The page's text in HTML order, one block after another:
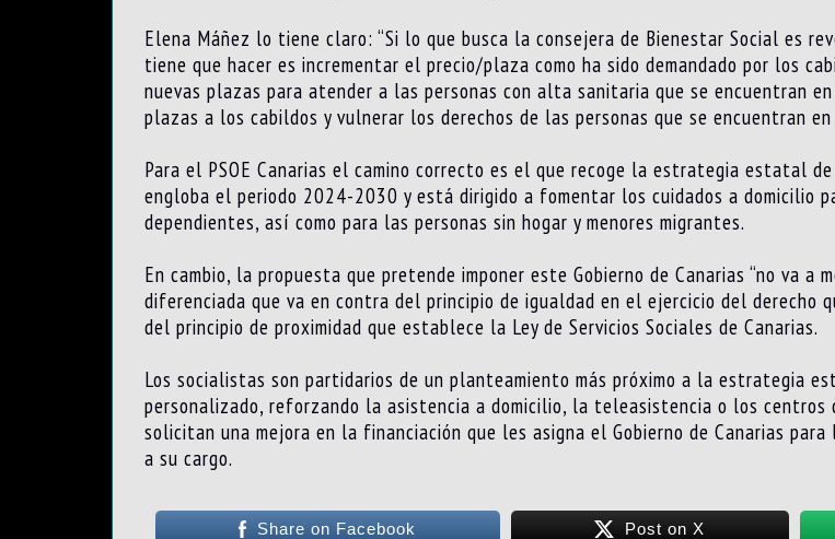
Elena Máñez lo tiene claro: “Si lo que busca la consejera de Bienestar Social es
tiene que hacer es incrementar el precio/plaza como ha sido demandado por los
nuevas plazas para atender a las personas con alta sanitaria que se encuentran
plazas a los cabildos y vulnerar los derechos de las personas que se encuentran
Para el PSOE Canarias el camino correcto es el que recoge la estrategia estatal
engloba el periodo 2024-2030 y está dirigido a fomentar los cuidados a domicilio
dependientes, así como para las personas sin hogar y menores migrantes.
En cambio, la propuesta que pretende imponer este Gobierno de Canarias “no va a
diferenciada que va en contra del principio de igualdad en el ejercicio del derecho
del principio de proximidad que establece la Ley de Servicios Sociales de Canarias.
Los socialistas son partidarios de un planteamiento más próximo a la estrategia
personalizado, reforzando la asistencia a domicilio, la teleasistencia o los centros
solicitan una mejora en la financiación que les asigna el Gobierno de Canarias
a su cargo.
Share on Facebook Post on X